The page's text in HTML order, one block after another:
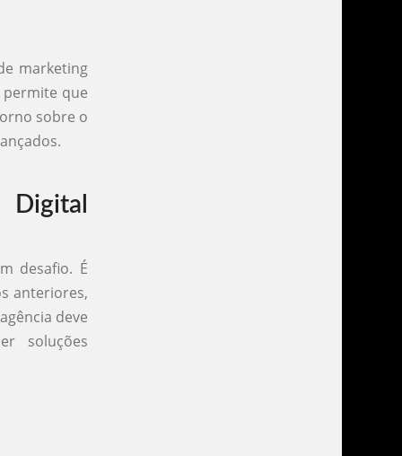
marketing
que
sobre o
desafio. É
anteriores,
deve
soluções